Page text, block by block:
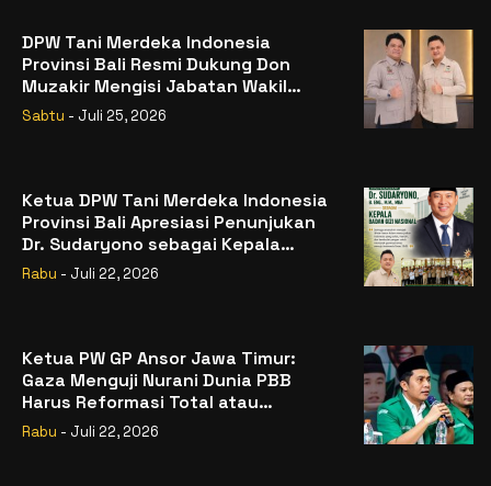
DPW Tani Merdeka Indonesia
Provinsi Bali Resmi Dukung Don
Muzakir Mengisi Jabatan Wakil
Menteri Pertanian RI
Sabtu - Juli 25, 2026
Ketua DPW Tani Merdeka Indonesia
Provinsi Bali Apresiasi Penunjukan
Dr. Sudaryono sebagai Kepala
Badan Gizi Nasional
Rabu - Juli 22, 2026
Ketua PW GP Ansor Jawa Timur:
Gaza Menguji Nurani Dunia PBB
Harus Reformasi Total atau
Kehilangan Legitimasi
Rabu - Juli 22, 2026